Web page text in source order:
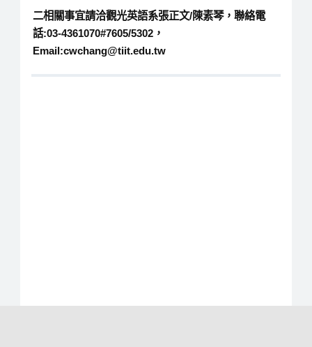
二相關事宜請洽觀光英語系張正文/陳素琴，聯絡電
話:03-4361070#7605/5302，
Email:cwchang@tiit.edu.tw